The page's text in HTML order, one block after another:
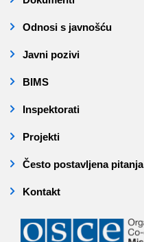
Odnosi s javnošću
Javni pozivi
BIMS
Inspektorati
Projekti
Često postavljena pitanja
Kontakt